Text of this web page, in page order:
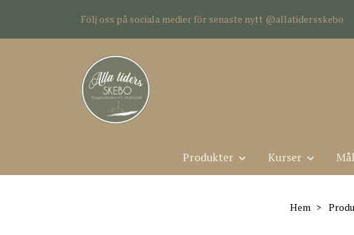
Följ oss på sociala medier för senaste nytt @allatidersskebo
Produkter Kurser
Hem